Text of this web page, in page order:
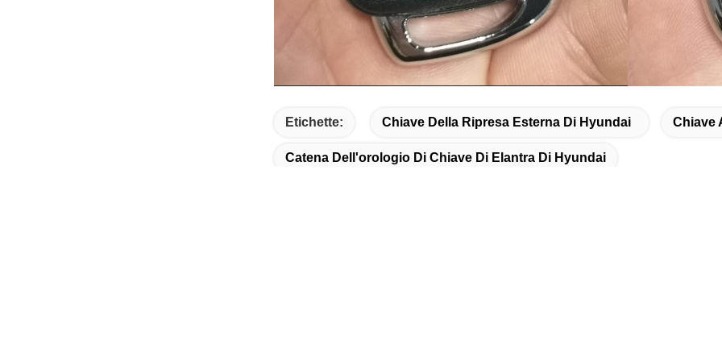
Etichette: Chiave Della Ripresa Esterna Di Hyundai Chiave
Catena Dell'orologio Di Chiave Di Elantra Di Hyundai